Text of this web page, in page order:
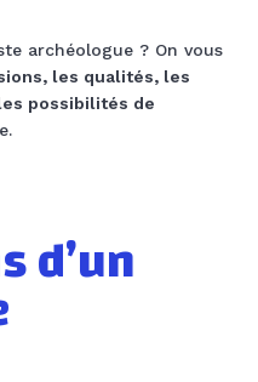
archéologue ? On vous
les qualités, les
possibilités de
d’un